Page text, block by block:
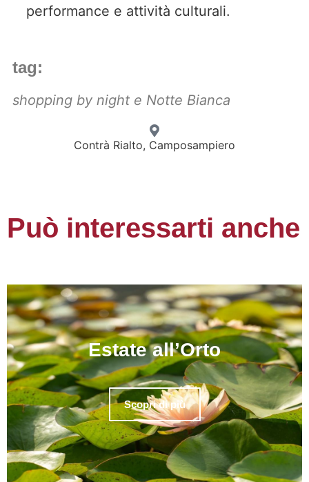
performance e attività culturali.
tag:
shopping by night e Notte Bianca
Contrà Rialto, Camposampiero
Può interessarti anche
Estate all’Orto
Scopri di più